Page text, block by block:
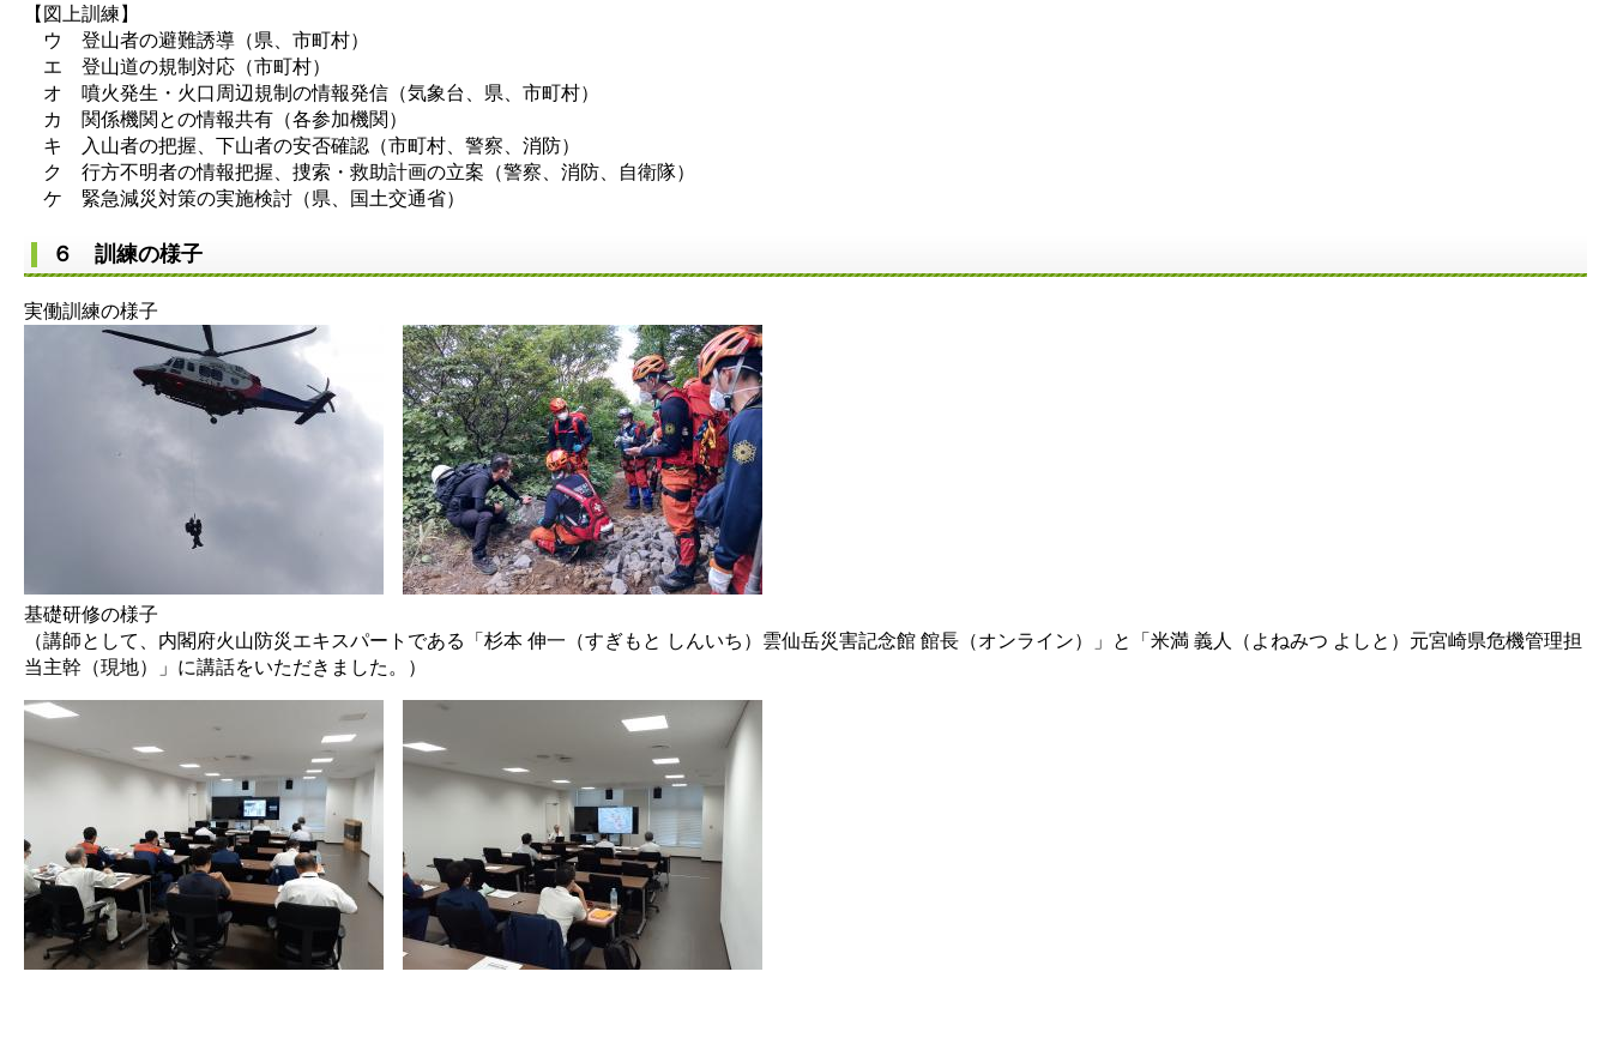
【図上訓練】
ウ 登山者の避難誘導（県、市町村）
エ 登山道の規制対応（市町村）
オ 噴火発生・火口周辺規制の情報発信（気象台、県、市町村）
カ 関係機関との情報共有（各参加機関）
キ 入山者の把握、下山者の安否確認（市町村、警察、消防）
ク 行方不明者の情報把握、捜索・救助計画の立案（警察、消防、自衛隊）
ケ 緊急減災対策の実施検討（県、国土交通省）
６ 訓練の様子
実働訓練の様子
​基礎研修の様子
（講師として、内閣府火山防災エキスパートである「杉本 伸一（すぎもと しんいち）雲仙岳災害記念館 館長（オンライン）」と「米満 義人（よねみつ よしと）元宮崎県危機管理担
当主幹（現地）」に講話をいただきました。）